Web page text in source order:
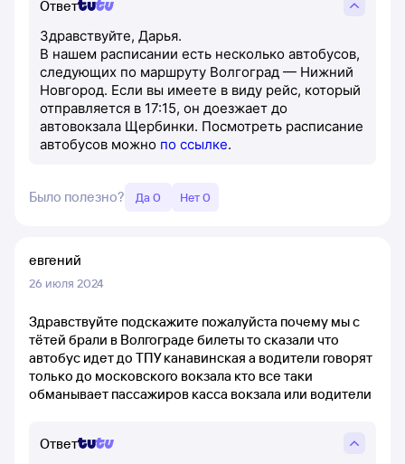
Ответ
Здравствуйте, Дарья.
В нашем расписании есть несколько автобусов,
следующих по маршруту Волгоград — Нижний
Новгород. Если вы имеете в виду рейс, который
отправляется в 17:15, он доезжает до
автовокзала Щербинки. Посмотреть расписание
автобусов можно по ссылке.
Было полезно? Да 0 Нет 0
евгений
26 июля 2024
Здравствуйте подскажите пожалуйста почему мы с
тётей брали в Волгограде билеты то сказали что
автобус идет до ТПУ канавинская а водители говорят
только до московского вокзала кто все таки
обманывает пассажиров касса вокзала или водители
Ответ